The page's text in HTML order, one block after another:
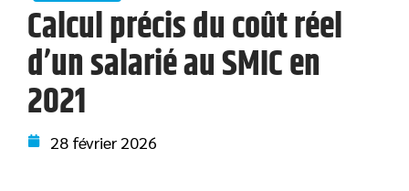
Calcul précis du coût réel
d’un salarié au SMIC en
2021
28 février 2026